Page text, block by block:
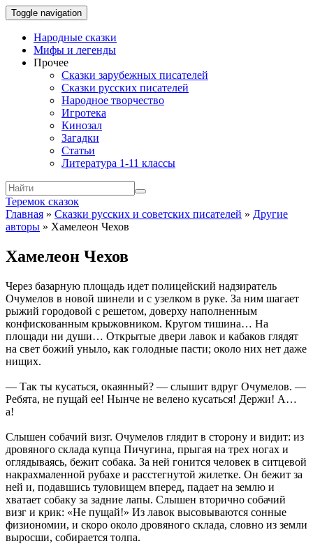
Toggle navigation
Народные сказки
Мифы и легенды
Прочее
Сказки зарубежных писателей
Сказки русских писателей
Народное творчество
Игротека
Кинозал
Загадки
Статьи
Литература 1-11 классы
Теремок сказок
Главная » Сказки русских и советских писателей » Другие
авторы » Хамелеон Чехов
Хамелеон Чехов
Через базарную площадь идет полицейский надзиратель
Очумелов в новой шинели и с узелком в руке. За ним шагает
рыжий городовой с решетом, доверху наполненным
конфискованным крыжовником. Кругом тишина… На
площади ни души… Открытые двери лавок и кабаков глядят
на свет божий уныло, как голодные пасти; около них нет даже
нищих.
— Так ты кусаться, окаянный? — слышит вдруг Очумелов. —
Ребята, не пущай ее! Нынче не велено кусаться! Держи! А…
а!
Слышен собачий визг. Очумелов глядит в сторону и видит: из
дровяного склада купца Пичугина, прыгая на трех ногах и
оглядываясь, бежит собака. За ней гонится человек в ситцевой
накрахмаленной рубахе и расстегнутой жилетке. Он бежит за
ней и, подавшись туловищем вперед, падает на землю и
хватает собаку за задние лапы. Слышен вторично собачий
визг и крик: «Не пущай!» Из лавок высовываются сонные
физиономии, и скоро около дровяного склада, словно из земли
выросши, собирается толпа.